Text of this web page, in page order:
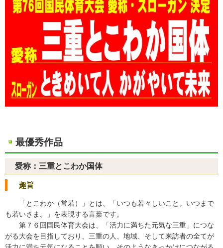
最優秀作品
愛称：三重とこわか国体
趣旨
「とこわか（常若）」とは、「いつも若々しいこと。いつまで
も若いさま。」を表現する言葉です。
第７６回国民体育大会は、「活力に満ちた元気な三重」につな
がる大会を目指しており、三重の人、地域、そして来訪者の全てが